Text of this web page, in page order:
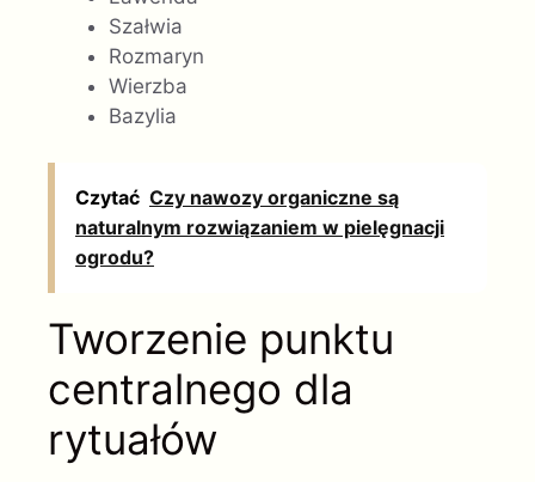
Szałwia
Rozmaryn
Wierzba
Bazylia
Czytać Czy nawozy organiczne są
naturalnym rozwiązaniem w pielęgnacji
ogrodu?
Tworzenie punktu
centralnego dla
rytuałów